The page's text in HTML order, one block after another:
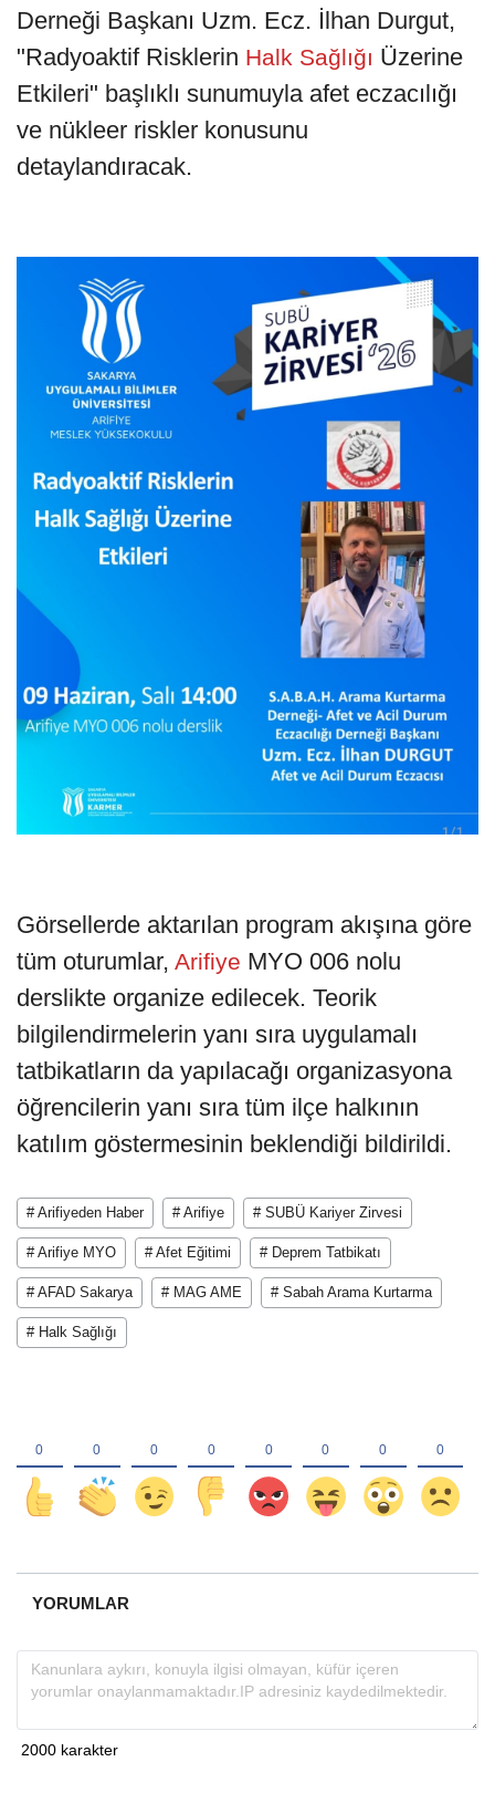
Derneği Başkanı Uzm. Ecz. İlhan Durgut,
"Radyoaktif Risklerin Halk Sağlığı Üzerine
Etkileri" başlıklı sunumuyla afet eczacılığı
ve nükleer riskler konusunu
detaylandıracak.
Görsellerde aktarılan program akışına göre
tüm oturumlar, Arifiye MYO 006 nolu
derslikte organize edilecek. Teorik
bilgilendirmelerin yanı sıra uygulamalı
tatbikatların da yapılacağı organizasyona
öğrencilerin yanı sıra tüm ilçe halkının
katılım göstermesinin beklendiği bildirildi.
# Arifiyeden Haber # Arifiye # SUBÜ Kariyer Zirvesi
# Arifiye MYO # Afet Eğitimi # Deprem Tatbikatı
# AFAD Sakarya # MAG AME # Sabah Arama Kurtarma
# Halk Sağlığı
YORUMLAR